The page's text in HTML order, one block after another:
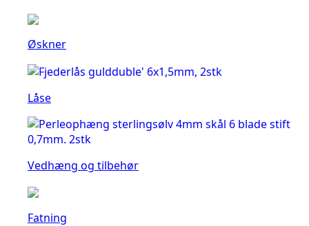
Øskner
Låse
Vedhæng og tilbehør
Fatning